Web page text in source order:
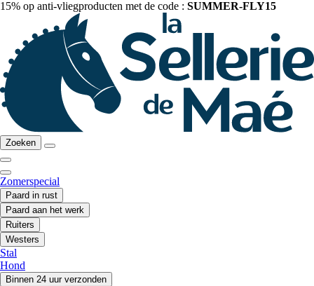
15% op anti-vliegproducten met de code : SUMMER-FLY15
Zoeken
Zomerspecial
Paard in rust
Paard aan het werk
Ruiters
Westers
Stal
Hond
Binnen 24 uur verzonden